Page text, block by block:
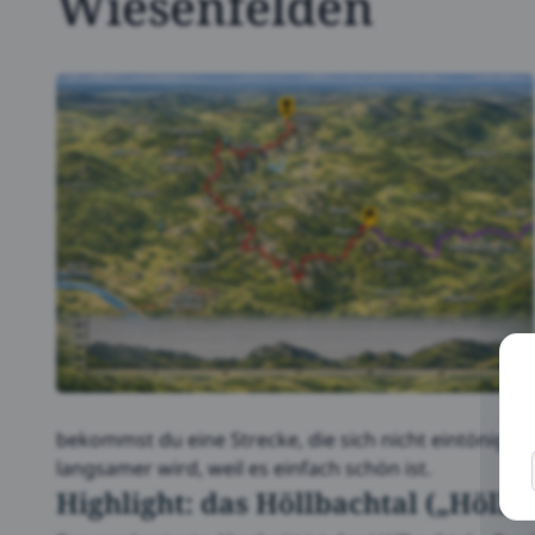
bekommst du eine Strecke, die sich nicht eintönig
langsamer wird, weil es einfach schön ist.
Highlight: das Höllbachtal